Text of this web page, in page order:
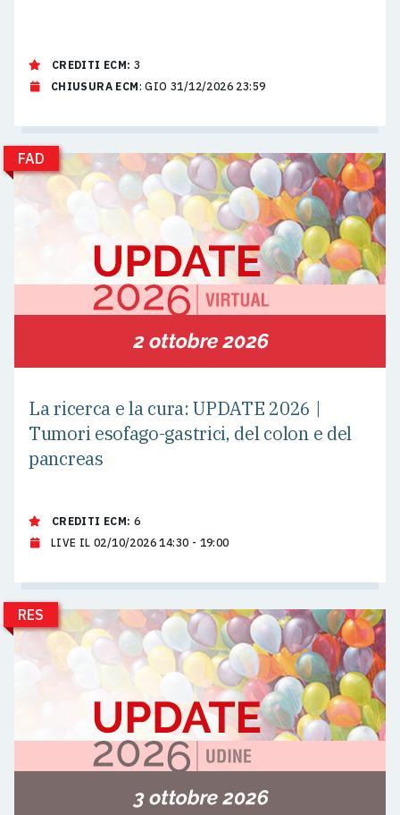
CREDITI ECM: 3
CHIUSURA ECM: GIO 31/12/2026 23:59
FAD
La ricerca e la cura: UPDATE 2026 |
Tumori esofago-gastrici, del colon e del
pancreas
CREDITI ECM: 6
LIVE IL 02/10/2026 14:30 - 19:00
RES